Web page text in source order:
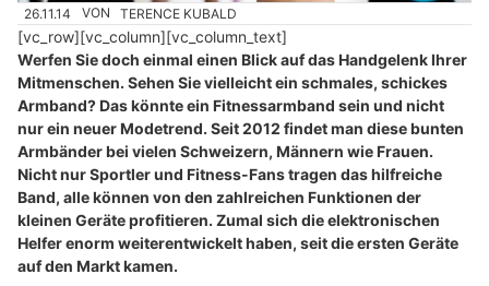
26.11.14 VON TERENCE KUBALD
[vc_row][vc_column][vc_column_text]
Werfen Sie doch einmal einen Blick auf das Handgelenk Ihrer
Mitmenschen. Sehen Sie vielleicht ein schmales, schickes
Armband? Das könnte ein Fitnessarmband sein und nicht
nur ein neuer Modetrend. Seit 2012 findet man diese bunten
Armbänder bei vielen Schweizern, Männern wie Frauen.
Nicht nur Sportler und Fitness-Fans tragen das hilfreiche
Band, alle können von den zahlreichen Funktionen der
kleinen Geräte profitieren. Zumal sich die elektronischen
Helfer enorm weiterentwickelt haben, seit die ersten Geräte
auf den Markt kamen.